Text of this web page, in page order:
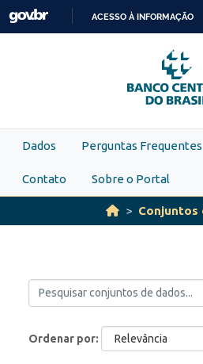
Skip to main content
PARA
O
ACESSO À INFORMAÇÃO
Dados Perguntas Frequentes
Contato Sobre o Portal
Conjuntos
Ordenar por